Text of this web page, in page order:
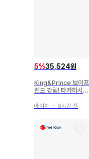
5%35,524원
King&Prince 보이프
렌드 강림! 타카하시
아이치 ・ 6시간 전